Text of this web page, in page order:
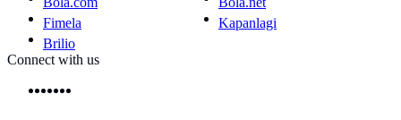
Fimela
Kapanlagi
Brilio
Connect with us